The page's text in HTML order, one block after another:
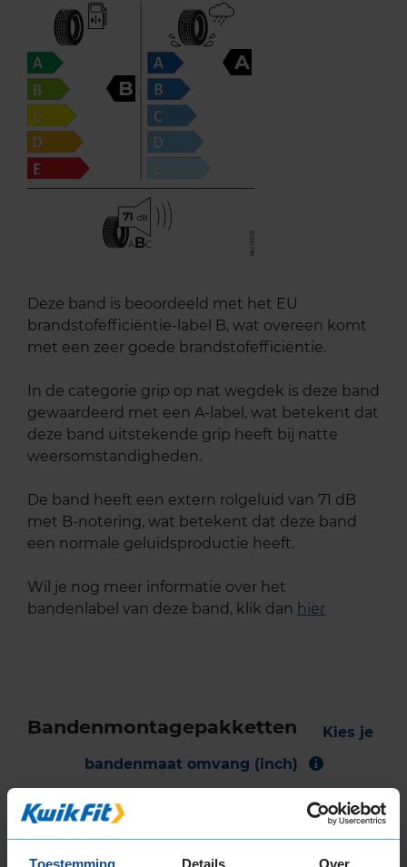
Toestemming Details Over
B
A
71
ABC
Deze band is beoordeeld met het EU
brandstofefficiëntie-label B, wat overeen komt
met een zeer goede brandstofefficiëntie.
In de categorie grip op nat wegdek is deze band
gewaardeerd met een A-label, wat betekent dat
deze band uitstekende grip heeft bij natte
weersomstandigheden.
De band heeft een extern rolgeluid van 71 dB
met B-notering, wat betekent dat deze band
een normale geluidsproductie heeft.
Wil je nog meer informatie over het
bandenlabel van deze band, klik dan hier
Bandenmontagepakketten
Kies je
bandenmaat omvang (inch)